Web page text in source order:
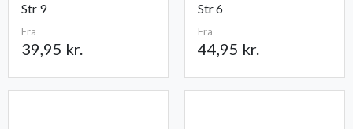
Str 9
Fra
39,95 kr.
Str 6
Fra
44,95 kr.